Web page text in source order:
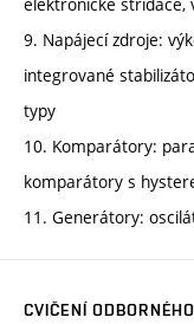
9. Napájecí zdroje:
integrované
typy
10. Komparátory:
komparátory s
11. Generátory:
CVIČENÍ